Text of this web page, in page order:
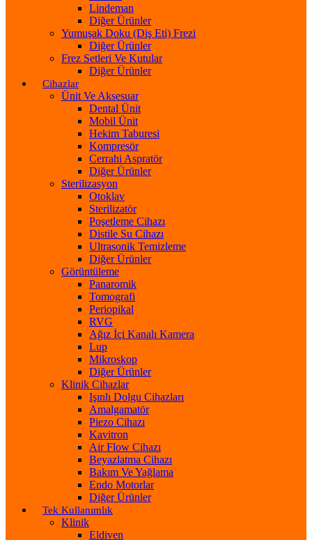
Lindeman
Diğer Ürünler
Yumuşak Doku (Diş Eti) Frezi
Diğer Ürünler
Frez Setleri Ve Kutular
Diğer Ürünler
Cihazlar
Ünit Ve Aksesuar
Dental Ünit
Mobil Ünit
Hekim Taburesi
Kompresör
Cerrahi Aspratör
Diğer Ürünler
Sterilizasyon
Otoklav
Sterilizatör
Poşetleme Cihazı
Distile Su Cihazı
Ultrasonik Temizleme
Diğer Ürünler
Görüntüleme
Panaromik
Tomografi
Periopikal
RVG
Ağız İçi Kanalı Kamera
Lup
Mikroskop
Diğer Ürünler
Klinik Cihazlar
Işınlı Dolgu Cihazları
Amalgamatör
Piezo Cihazı
Kavitron
Air Flow Cihazı
Beyazlatma Cihazı
Bakım Ve Yağlama
Endo Motorlar
Diğer Ürünler
Tek Kullanımlık
Klinik
Eldiven